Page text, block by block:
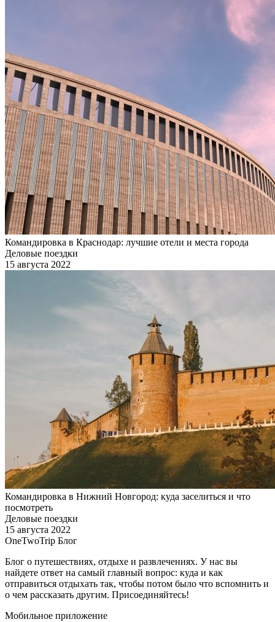
Командировка в Краснодар: лучшие отели и места города
Деловые поездки
15 августа 2022
Командировка в Нижний Новгород: куда заселиться и что
посмотреть
Деловые поездки
15 августа 2022
OneTwoTrip Блог
Блог о путешествиях, отдыхе и развлечениях. У нас вы
найдете ответ на самый главный вопрос: куда и как
отправиться отдыхать так, чтобы потом было что вспомнить и
о чем рассказать другим. Присоединяйтесь!
Мобильное приложение